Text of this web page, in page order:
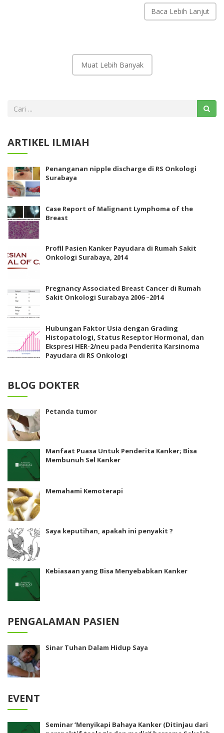
Baca Lebih Lanjut
Muat Lebih Banyak
ARTIKEL ILMIAH
Penanganan nipple discharge di RS Onkologi
Surabaya
Case Report of Malignant Lymphoma of the
Breast
Profil Pasien Kanker Payudara di Rumah Sakit
Onkologi Surabaya, 2014
Pregnancy Associated Breast Cancer di Rumah
Sakit Onkologi Surabaya 2006 –2014
Hubungan Faktor Usia dengan Grading
Histopatologi, Status Reseptor Hormonal, dan
Ekspresi HER-2/neu pada Penderita Karsinoma
Payudara di RS Onkologi
BLOG DOKTER
Petanda tumor
Manfaat Puasa Untuk Penderita Kanker; Bisa
Membunuh Sel Kanker
Memahami Kemoterapi
Saya keputihan, apakah ini penyakit ?
Kebiasaan yang Bisa Menyebabkan Kanker
PENGALAMAN PASIEN
Sinar Tuhan Dalam Hidup Saya
EVENT
Seminar ‘Menyikapi Bahaya Kanker (Ditinjau dari